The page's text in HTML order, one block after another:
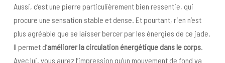
Aussi, c’est une pierre particulièrement bien ressentie, qui
procure une sensation stable et dense. Et pourtant, rien n’est
plus agréable que se laisser bercer par les énergies de ce jade.
Il permet d’améliorer la circulation énergétique dans le corps.
Avec lui, vous aurez l’impression qu’un mouvement de fond va